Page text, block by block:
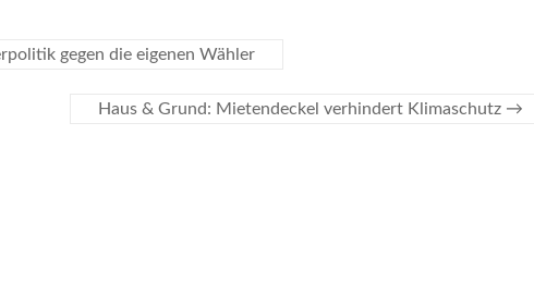
gegen die eigenen Wähler
Haus & Grund: Mietendeckel verhindert Klimaschutz →